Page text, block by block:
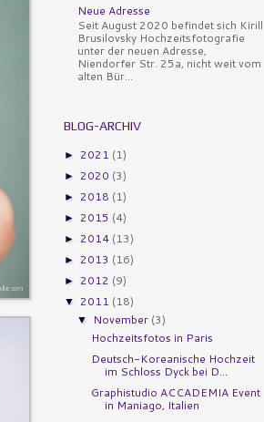
Neue Adresse
Seit August 2020 befindet sich Kirill
Brusilovsky Hochzeitsfotografie
unter der neuen Adresse,
Niendorfer Str. 25a, nicht weit vom
alten Bür...
BLOG-ARCHIV
► 2021 (1)
► 2020 (3)
► 2018 (1)
► 2015 (4)
► 2014 (13)
► 2013 (16)
► 2012 (9)
▼ 2011 (18)
▼ November (3)
Hochzeitsfotos in Paris
Deutsch-Koreanische Hochzeit
im Schloss Dyck bei D...
Graphistudio ACCADEMIA Event
in Maniago, Italien